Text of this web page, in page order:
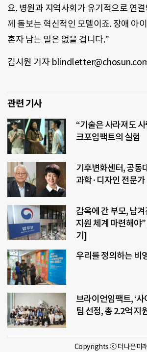
요. 병원과 지역사회가 유기적으로 연
께 돌보는 혁신적인 모델이죠. 장애 아
혼자 남는 일은 없을 겁니다.”
김시원 기자
관련 기사
“기술은 사라져도
크포임팩트의 실험
기후변화센터, 공
과학·디자인 전문가
감옥에 간 부모, 남
지원 체계 마련해야
기]
우리를 정의하는 비
브라이언임팩트, ‘사
팀 선정, 총 2.2억 지
Copyrights ⓒ 더나은미